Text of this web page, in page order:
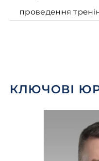
проведення
КЛЮЧОВІ